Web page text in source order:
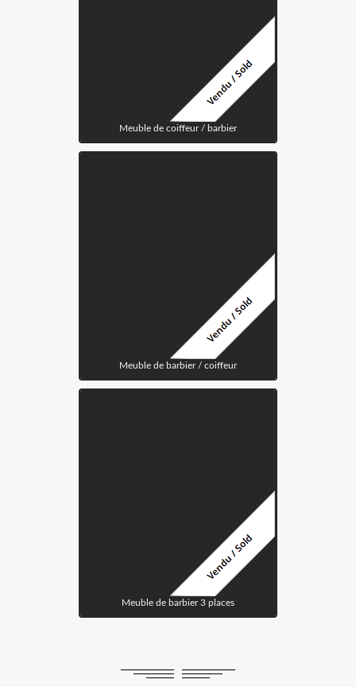
Meuble de coiffeur / barbier
Meuble de barbier / coiffeur
Meuble de barbier 3 places